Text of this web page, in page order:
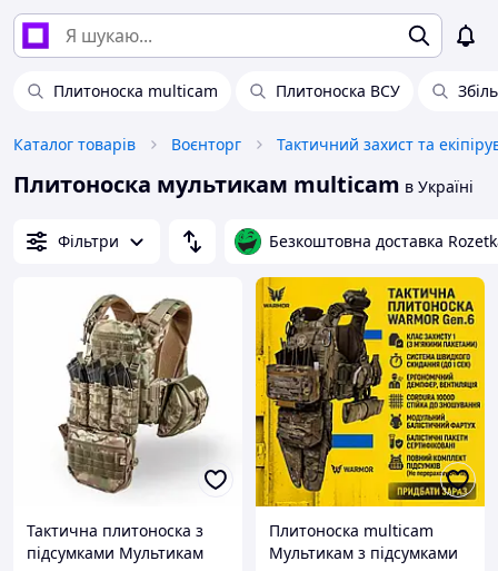
Плитоноска multicam Плитоноска ВСУ
Каталог товарів Воєнторг Тактичний захист та
Плитоноска мультикам multicam в Україні
Фільтри Безкоштовна доставка
Тактична плитоноска з
підсумками Мультикам
Плитоноска multicam
Мультикам з підсумками